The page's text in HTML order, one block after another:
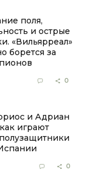
поля,
и острые
«Вильярреал»
борется за
0
и Адриан
играют
0